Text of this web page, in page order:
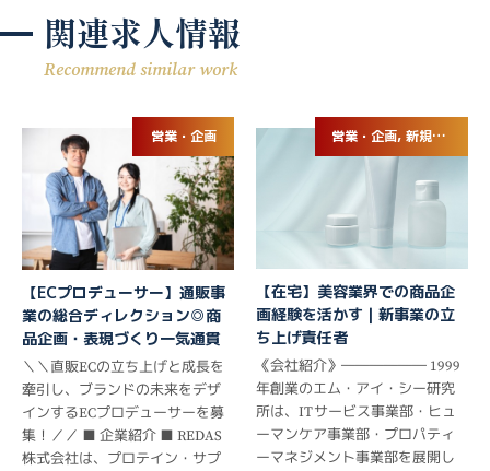
関連求人情報
Recommend similar work
営業・企画
【ECプロデューサー】通販事
業の総合ディレクション◎商
品企画・表現づくり一気通貫
＼＼直販ECの立ち上げと成長を
牽引し、ブランドの未来をデザ
インするECプロデューサーを募
集！／／ ■ 企業紹介 ■ REDAS
株式会社は、プロテイン・サプ
営業・企画, 新規事業立ち上げ
【在宅】美容業界での商品企
画経験を活かす｜新事業の立
ち上げ責任者
《会社紹介》―――――― 1999
年創業のエム・アイ・シー研究
所は、ITサービス事業部・ヒュ
ーマンケア事業部・プロパティ
ーマネジメント事業部を展開し